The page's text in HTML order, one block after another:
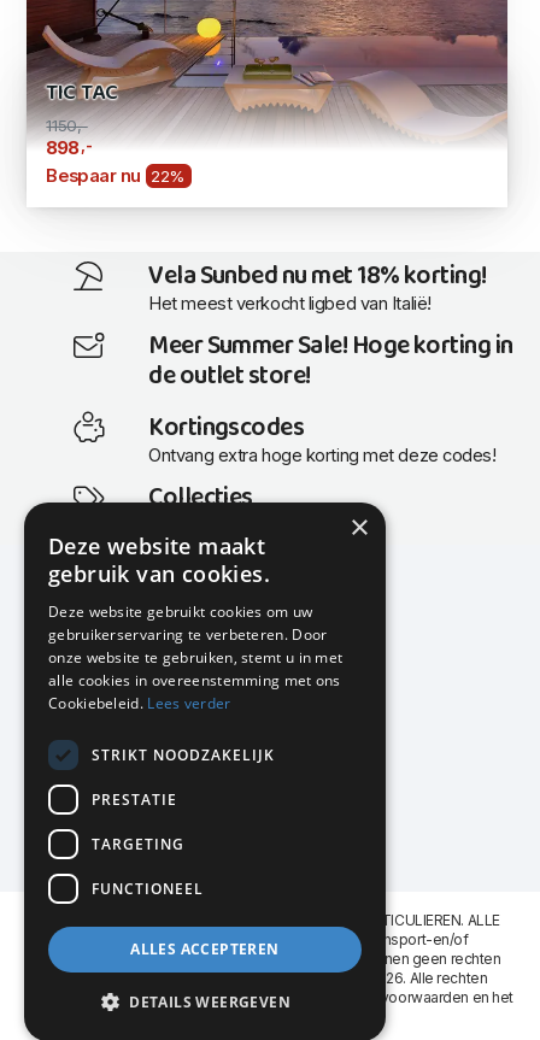
TIC TAC
1150,-
898,-
Bespaar nu 22%
Vela Sunbed nu met 18% korting!
Het meest verkocht ligbed van Italië!
Meer Summer Sale! Hoge korting in
de outlet store!
Kortingscodes
Ontvang extra hoge korting met deze codes!
Collecties
Actuele en populaire collecties
KMP Kantoormeubilair
Airport Business Park
Frankfurtstraat 29-31
1175 RH Lijnden
020-617 01 26
info@kmpkantoormeubilair.nl
Facebook
Instagram
KMP Kantoormeubilair levert aan BEDRIJVEN en PARTICULIEREN. ALLE
GENOEMDE PRIJZEN ZIJN EXCL. 21% B.T.W. Transport-en/of
Montagekosten op aanvraag. Aan deze website kunnen geen rechten
worden ontleend. KMP Kantoormeubilair VOF © 2026. Alle rechten
voorbehouden. Lees voor gebruik graag de
leveringsvoorwaarden en het
×
Deze website maakt
gebruik van cookies.
Deze website gebruikt cookies om uw
gebruikerservaring te verbeteren. Door
onze website te gebruiken, stemt u in met
alle cookies in overeenstemming met ons
Cookiebeleid. Lees verder
STRIKT NOODZAKELIJK
PRESTATIE
TARGETING
FUNCTIONEEL
ALLES ACCEPTEREN
DETAILS WEERGEVEN